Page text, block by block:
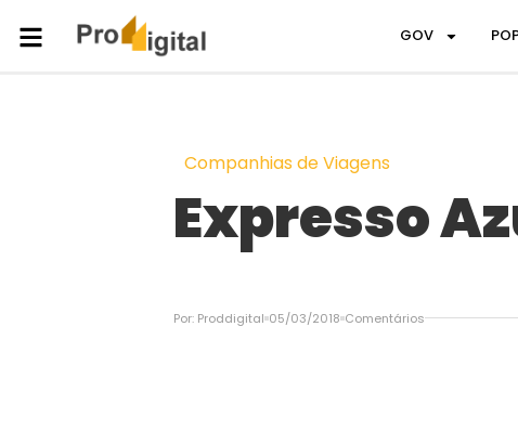
GOV
Companhias de Viagens
Expresso
Por: Proddigital 05/03/2018 Comentários